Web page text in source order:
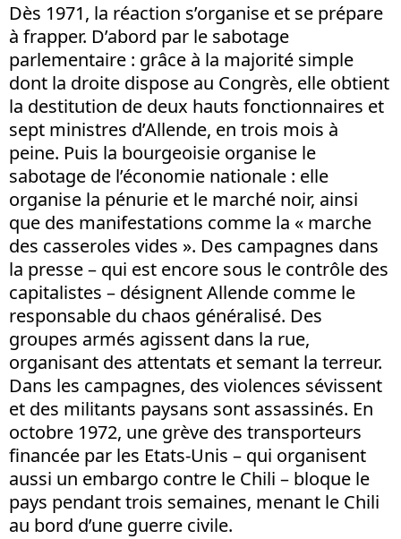
Dès 1971, la réaction s’organise et se prépare
à frapper. D’abord par le sabotage
parlementaire : grâce à la majorité simple
dont la droite dispose au Congrès, elle obtient
la destitution de deux hauts fonctionnaires et
sept ministres d’Allende, en trois mois à
peine. Puis la bourgeoisie organise le
sabotage de l’économie nationale : elle
organise la pénurie et le marché noir, ainsi
que des manifestations comme la « marche
des casseroles vides ». Des campagnes dans
la presse – qui est encore sous le contrôle des
capitalistes – désignent Allende comme le
responsable du chaos généralisé. Des
groupes armés agissent dans la rue,
organisant des attentats et semant la terreur.
Dans les campagnes, des violences sévissent
et des militants paysans sont assassinés. En
octobre 1972, une grève des transporteurs
financée par les Etats-Unis – qui organisent
aussi un embargo contre le Chili – bloque le
pays pendant trois semaines, menant le Chili
au bord d’une guerre civile.